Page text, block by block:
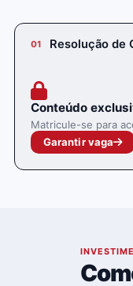
01 Resolução de
Conteúdo
Matricule-se para
Garantir vaga